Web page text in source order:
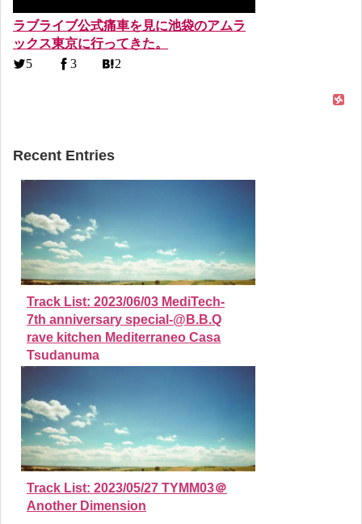
ラブライブ公式痛車を見に池袋のアムラ
ックス東京に行ってきた。
5 3 2
Recent Entries
Track List: 2023/06/03 MediTech-
7th anniversary special-@B.B.Q
rave kitchen Mediterraneo Casa
Tsudanuma
Track List: 2023/05/27 TYMM03＠
Another Dimension